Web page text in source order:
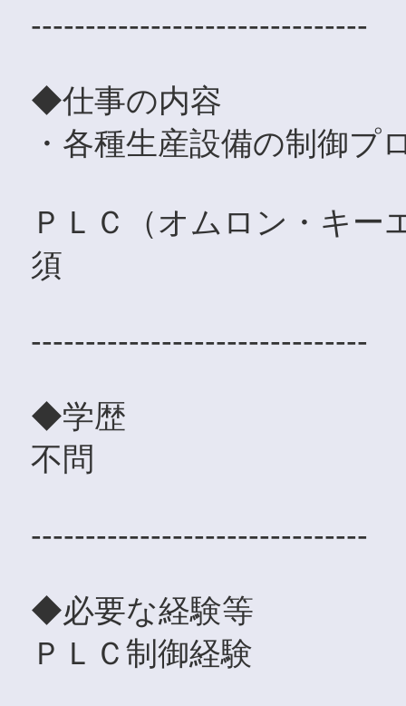
-------------------------------
◆仕事の内容
・各種生産設備の制御プ
ＰＬＣ（オムロン・キー
須
-------------------------------
◆学歴
不問
-------------------------------
◆必要な経験等
ＰＬＣ制御経験